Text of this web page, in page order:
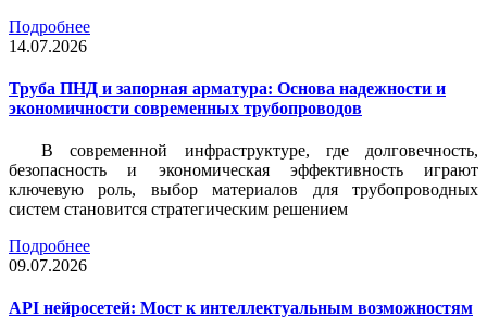
Подробнее
14.07.2026
Труба ПНД и запорная арматура: Основа надежности и
экономичности современных трубопроводов
В современной инфраструктуре, где долговечность,
безопасность и экономическая эффективность играют
ключевую роль, выбор материалов для трубопроводных
систем становится стратегическим решением
Подробнее
09.07.2026
API нейросетей: Мост к интеллектуальным возможностям